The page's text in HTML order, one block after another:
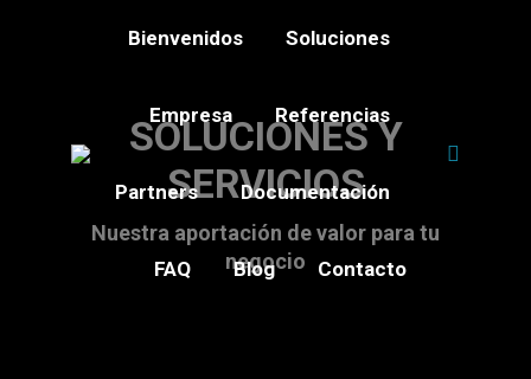
Bienvenidos Soluciones
Empresa Referencias
Partners Documentación
FAQ Blog Contacto
SOLUCIONES Y
SERVICIOS
Nuestra aportación de valor para tu
negocio